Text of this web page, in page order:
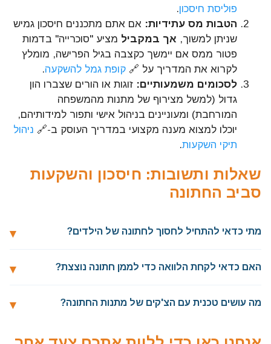
פוליסת חיסכון.
הטבות מס עתידיות: אם אתם מתכננים חיסכון גמיש
שניתן למשוך, אך במקביל מציע "סוכרייה" בדמות
פטור ממס אם יימשך כקצבה בגיל הפרישה, מומלץ
לקרוא את המדריך על 🔗 קופת גמל להשקעה.
לסכומים משמעותיים: זוגות או הורים שצברו הון
גדול (למשל מצירוף של מתנות מהמשפחה
המורחבת) ומעוניינים בניהול אישי ותפור למידותיהם,
יוכלו למצוא מענה מקצועי במדריך העוסק ב-🔗 ניהול
תיקי השקעות.
שאלות ותשובות: חיסכון והשקעות
סביב החתונה
מתי כדאי להתחיל לחסוך לחתונה של הילדים?
האם כדאי לקחת הלוואה כדי לממן חתונה נוצצת?
מה עושים טכנית עם הצ'קים של מתנות החתונה?